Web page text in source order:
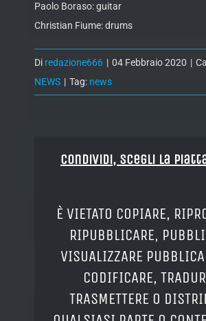
Paolo Boraso: guitar
Christian Fiume: drums
Di redazione666 | 04 Febbraio 2020 |
NEWS | Tag: news
Condividi, Scegli la
È VIETATO COPIARE,
RIPUBBLICARE,
VISUALIZZARE
CODIFICARE,
TRASMETTERE O